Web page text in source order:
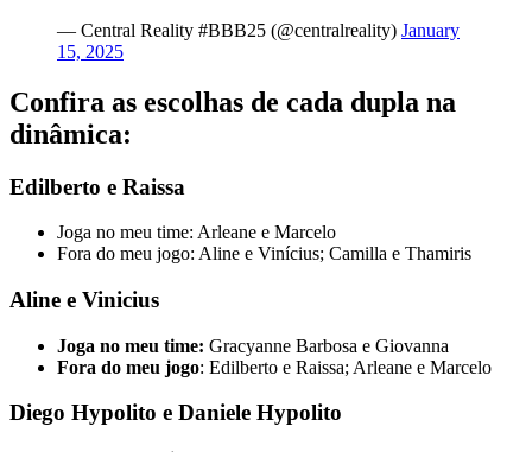
— Central Reality #BBB25 (@centralreality) January
15, 2025
Confira as escolhas de cada dupla na
dinâmica:
Edilberto e Raissa
Joga no meu time: Arleane e Marcelo
Fora do meu jogo: Aline e Vinícius; Camilla e Thamiris
Aline e Vinicius
Joga no meu time: Gracyanne Barbosa e Giovanna
Fora do meu jogo: Edilberto e Raissa; Arleane e Marcelo
Diego Hypolito e Daniele Hypolito